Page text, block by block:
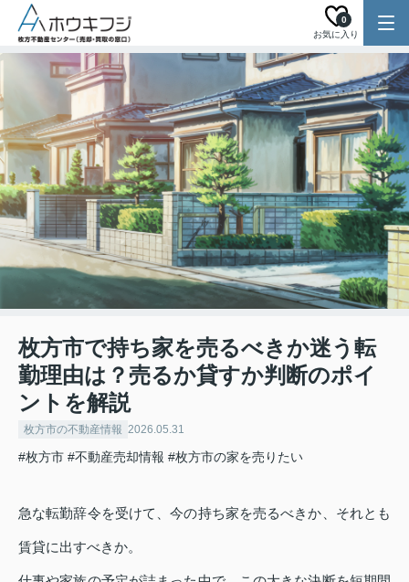
お気に入り
0
枚方市で持ち家を売るべきか迷う転
勤理由は？売るか貸すか判断のポイ
ントを解説
枚方市の不動産情報 2026.05.31
#枚方市 #不動産売却情報 #枚方市の家を売りたい
急な転勤辞令を受けて、今の持ち家を売るべきか、それとも
賃貸に出すべきか。